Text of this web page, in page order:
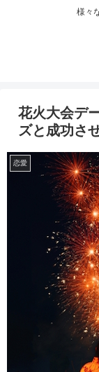
様々
花火大会デ
ズと成功さ
恋愛